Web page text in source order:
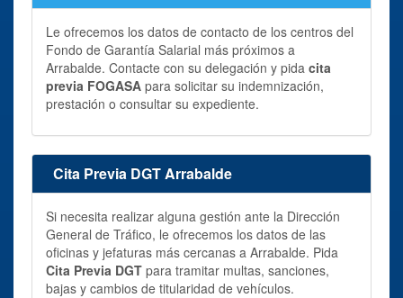
Le ofrecemos los datos de contacto de los centros del
Fondo de Garantía Salarial más próximos a
Arrabalde. Contacte con su delegación y pida cita
previa FOGASA para solicitar su indemnización,
prestación o consultar su expediente.
Cita Previa DGT Arrabalde
Si necesita realizar alguna gestión ante la Dirección
General de Tráfico, le ofrecemos los datos de las
oficinas y jefaturas más cercanas a Arrabalde. Pida
Cita Previa DGT para tramitar multas, sanciones,
bajas y cambios de titularidad de vehículos.